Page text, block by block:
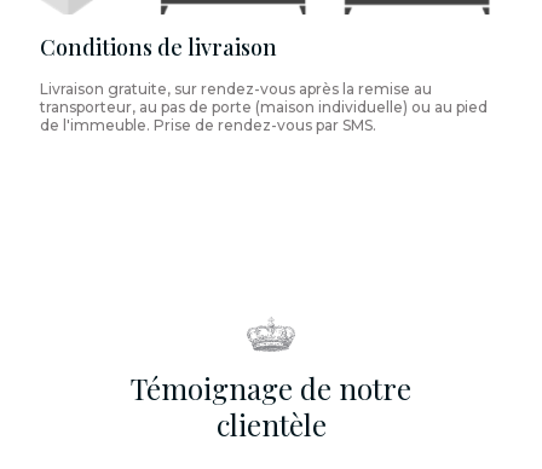
Conditions de livraison
Livraison gratuite, sur rendez-vous après la remise au
transporteur, au pas de porte (maison individuelle) ou au pied
de l'immeuble. Prise de rendez-vous par SMS.
Témoignage de notre
clientèle